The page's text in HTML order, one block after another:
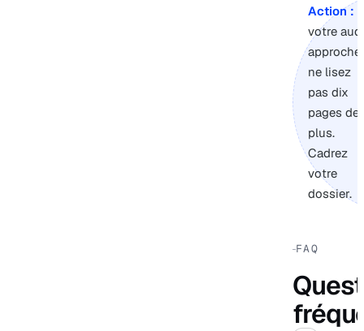
Action :
votre
approche,
ne lisez
pas dix
pages de
plus.
Cadrez
votre
dossier.
FAQ